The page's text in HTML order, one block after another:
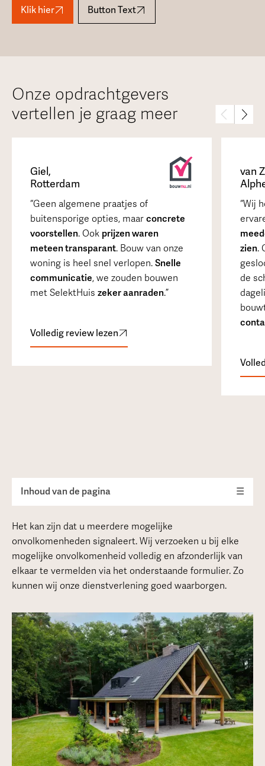
Klik hier Button Text
Onze opdrachtgevers
vertellen je graag meer
Giel,
Rotterdam
Geen algemene praatjes of
buitensporige opties, maarconcrete
voorstellen. Ook prijzen waren
meteen transparant. Bouw van onze
woning is heel snel verlopen.Snelle
communicatie, we zouden bouwen
met SelektHuiszeker aanraden.
Volledig review lezen
van
Wij
zien.
de
Inhoud van de pagina ☰
Het kan zijn dat u meerdere mogelijke
onvolkomenheden signaleert. Wij verzoeken u bij elke
mogelijke onvolkomenheid volledig en afzonderlijk van
elkaar te vermelden via het onderstaande formulier. Zo
kunnen wij onze dienstverlening goed waarborgen.